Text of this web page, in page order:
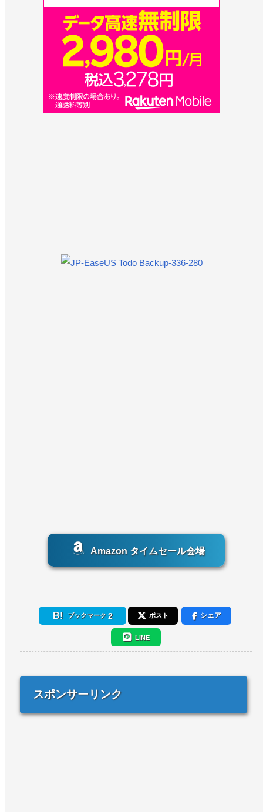
Amazon タイムセール会場
ブックマーク 2 ポスト シェア
LINE
スポンサーリンク